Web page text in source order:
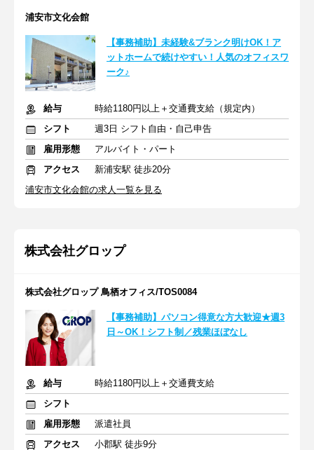
浦安市文化会館
【事務補助】未経験&ブランク明けOK！ア
ットホームで続けやすい！人気のオフィスワ
ーク♪
給与
時給1180円以上＋交通費支給（規定内）
シフト
週3日 シフト自由・自己申告
雇用形態
アルバイト・パート
アクセス
新浦安駅 徒歩20分
浦安市文化会館の求人一覧を見る
株式会社グロップ
株式会社グロップ 鳥栖オフィス/TOS0084
【事務補助】パソコン得意な方大歓迎★週3
日～OK！シフト制／残業ほぼなし
給与
時給1180円以上＋交通費支給
シフト
雇用形態
派遣社員
アクセス
小郡駅 徒歩9分